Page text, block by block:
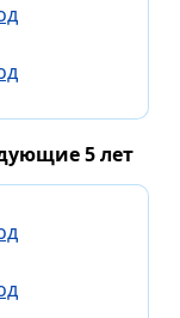
5 лет